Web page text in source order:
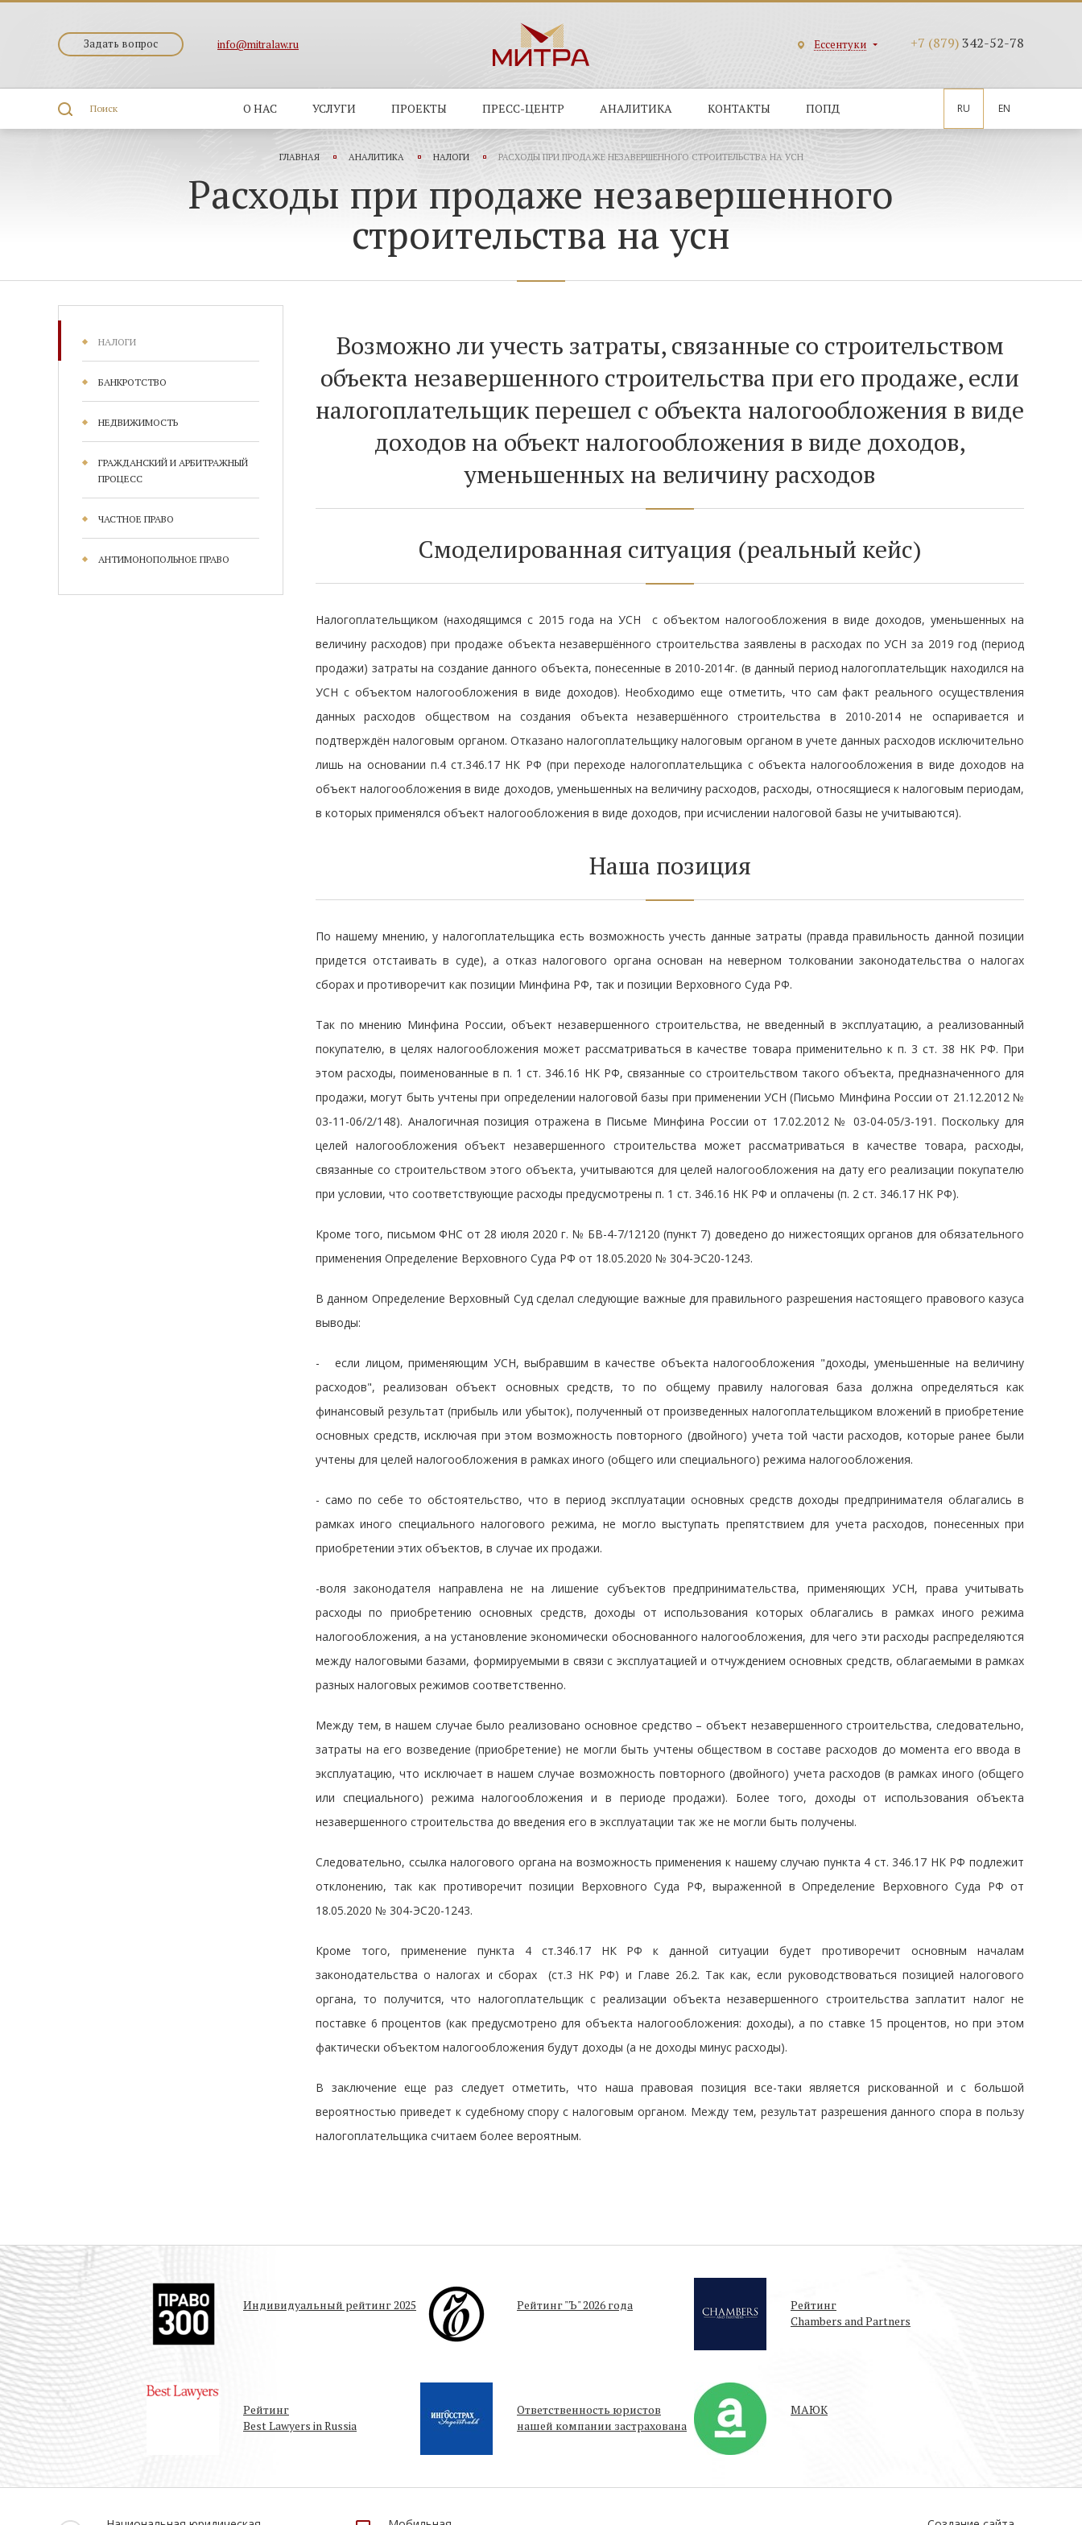
Задать вопрос info@mitralaw.ru Ессентуки +7 (879)342-52-78
Поиск RU EN
О НАС УСЛУГИ ПРОЕКТЫ ПРЕСС-ЦЕНТР АНАЛИТИКА КОНТАКТЫ ПОПД
ГЛАВНАЯ АНАЛИТИКА НАЛОГИ РАСХОДЫ ПРИ ПРОДАЖЕ НЕЗАВЕРШЕННОГО СТРОИТЕЛЬСТВА НА УСН
Расходы при продаже незавершенного
строительства на усн
НАЛОГИ
БАНКРОТСТВО
НЕДВИЖИМОСТЬ
ГРАЖДАНСКИЙ И АРБИТРАЖНЫЙ
ПРОЦЕСС
ЧАСТНОЕ ПРАВО
АНТИМОНОПОЛЬНОЕ ПРАВО
Возможно ли учесть затраты, связанные со строительством
объекта незавершенного строительства при его продаже, если
налогоплательщик перешел с объекта налогообложения в виде
доходов на объект налогообложения в виде доходов,
уменьшенных на величину расходов
Смоделированная ситуация (реальный кейс)
Налогоплательщиком (находящимся с 2015 года на УСН с объектом налогообложения в виде доходов, уменьшенных на
величину расходов) при продаже объекта незавершённого строительства заявлены в расходах по УСН за 2019 год (период
продажи) затраты на создание данного объекта, понесенные в 2010-2014г. (в данный период налогоплательщик находился на
УСН с объектом налогообложения в виде доходов). Необходимо еще отметить, что сам факт реального осуществления
данных расходов обществом на создания объекта незавершённого строительства в 2010-2014 не оспаривается и
подтверждён налоговым органом. Отказано налогоплательщику налоговым органом в учете данных расходов исключительно
лишь на основании п.4 ст.346.17 НК РФ (при переходе налогоплательщика с объекта налогообложения в виде доходов на
объект налогообложения в виде доходов, уменьшенных на величину расходов, расходы, относящиеся к налоговым периодам,
в которых применялся объект налогообложения в виде доходов, при исчислении налоговой базы не учитываются).
Наша позиция
По нашему мнению, у налогоплательщика есть возможность учесть данные затраты (правда правильность данной позиции
придется отстаивать в суде), а отказ налогового органа основан на неверном толковании законодательства о налогах
сборах и противоречит как позиции Минфина РФ, так и позиции Верховного Суда РФ.
Так по мнению Минфина России, объект незавершенного строительства, не введенный в эксплуатацию, а реализованный
покупателю, в целях налогообложения может рассматриваться в качестве товара применительно к п. 3 ст. 38 НК РФ. При
этом расходы, поименованные в п. 1 ст. 346.16 НК РФ, связанные со строительством такого объекта, предназначенного для
продажи, могут быть учтены при определении налоговой базы при применении УСН (Письмо Минфина России от 21.12.2012 №
03-11-06/2/148). Аналогичная позиция отражена в Письме Минфина России от 17.02.2012 № 03-04-05/3-191. Поскольку для
целей налогообложения объект незавершенного строительства может рассматриваться в качестве товара, расходы,
связанные со строительством этого объекта, учитываются для целей налогообложения на дату его реализации покупателю
при условии, что соответствующие расходы предусмотрены п. 1 ст. 346.16 НК РФ и оплачены (п. 2 ст. 346.17 НК РФ).
Кроме того, письмом ФНС от 28 июля 2020 г. № БВ-4-7/12120 (пункт 7) доведено до нижестоящих органов для обязательного
применения Определение Верховного Суда РФ от 18.05.2020 № 304-ЭС20-1243.
В данном Определение Верховный Суд сделал следующие важные для правильного разрешения настоящего правового казуса
выводы:
- если лицом, применяющим УСН, выбравшим в качестве объекта налогообложения "доходы, уменьшенные на величину
расходов", реализован объект основных средств, то по общему правилу налоговая база должна определяться как
финансовый результат (прибыль или убыток), полученный от произведенных налогоплательщиком вложений в приобретение
основных средств, исключая при этом возможность повторного (двойного) учета той части расходов, которые ранее были
учтены для целей налогообложения в рамках иного (общего или специального) режима налогообложения.
- само по себе то обстоятельство, что в период эксплуатации основных средств доходы предпринимателя облагались в
рамках иного специального налогового режима, не могло выступать препятствием для учета расходов, понесенных при
приобретении этих объектов, в случае их продажи.
-воля законодателя направлена не на лишение субъектов предпринимательства, применяющих УСН, права учитывать
расходы по приобретению основных средств, доходы от использования которых облагались в рамках иного режима
налогообложения, а на установление экономически обоснованного налогообложения, для чего эти расходы распределяются
между налоговыми базами, формируемыми в связи с эксплуатацией и отчуждением основных средств, облагаемыми в рамках
разных налоговых режимов соответственно.
Между тем, в нашем случае было реализовано основное средство – объект незавершенного строительства, следовательно,
затраты на его возведение (приобретение) не могли быть учтены обществом в составе расходов до момента его ввода в
эксплуатацию, что исключает в нашем случае возможность повторного (двойного) учета расходов (в рамках иного (общего
или специального) режима налогообложения и в периоде продажи). Более того, доходы от использования объекта
незавершенного строительства до введения его в эксплуатации так же не могли быть получены.
Следовательно, ссылка налогового органа на возможность применения к нашему случаю пункта 4 ст. 346.17 НК РФ подлежит
отклонению, так как противоречит позиции Верховного Суда РФ, выраженной в Определение Верховного Суда РФ от
18.05.2020 № 304-ЭС20-1243.
Кроме того, применение пункта 4 ст.346.17 НК РФ к данной ситуации будет противоречит основным началам
законодательства о налогах и сборах (ст.3 НК РФ) и Главе 26.2. Так как, если руководствоваться позицией налогового
органа, то получится, что налогоплательщик с реализации объекта незавершенного строительства заплатит налог не
поставке 6 процентов (как предусмотрено для объекта налогообложения: доходы), а по ставке 15 процентов, но при этом
фактически объектом налогообложения будут доходы (а не доходы минус расходы).
В заключение еще раз следует отметить, что наша правовая позиция все-таки является рискованной и с большой
вероятностью приведет к судебному спору с налоговым органом. Между тем, результат разрешения данного спора в пользу
налогоплательщика считаем более вероятным.
Индивидуальный рейтинг 2025 Рейтинг "Ъ" 2026 года
Рейтинг
Chambers and Partners
Рейтинг
Best Lawyers in Russia
Ответственность юристов
нашей компании застрахована
МАЮК